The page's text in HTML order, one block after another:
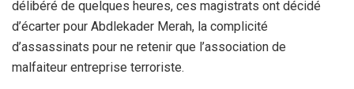
délibéré de quelques heures, ces magistrats ont décidé
d’écarter pour Abdlekader Merah, la complicité
d’assassinats pour ne retenir que l’association de
malfaiteur entreprise terroriste.